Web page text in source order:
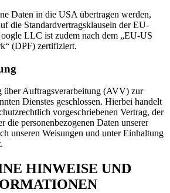
Daten in die USA übertragen werden,
die Standardvertragsklauseln der EU-
LLC ist zudem nach dem „EU-US
(DPF) zertifiziert.
über Auftragsverarbeitung (AVV) zur
Dienstes geschlossen. Hierbei handelt
vorgeschriebenen Vertrag, der
die personenbezogenen Daten unserer
unseren Weisungen und unter Einhaltung
HINWEISE UND